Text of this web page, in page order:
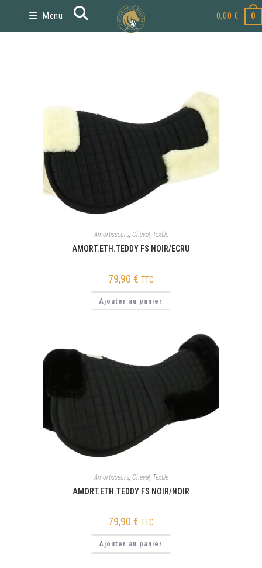
Menu 0,00 € 0
Amortisseurs, Cheval, Textile
AMORT.ETH.TEDDY FS NOIR/ECRU
79,90 € TTC
Ajouter au panier
Amortisseurs, Cheval, Textile
AMORT.ETH.TEDDY FS NOIR/NOIR
79,90 € TTC
Ajouter au panier